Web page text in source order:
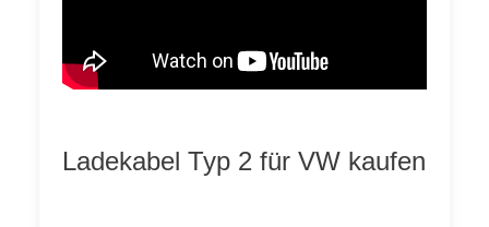
Ladekabel Typ 2 für VW kaufen